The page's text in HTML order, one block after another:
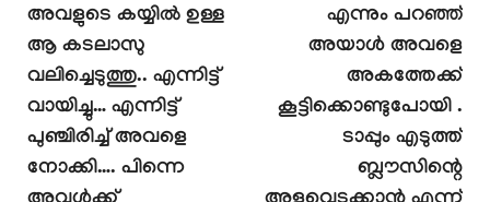
അവളുടെ കയ്യിൽ ഉള്ള
ആ കടലാസു
വലിച്ചെടുത്തു.. എന്നിട്ട്
വായിച്ചു… എന്നിട്ട്
പുഞ്ചിരിച്ച് അവളെ
നോക്കി…. പിന്നെ
എന്നും പറഞ്ഞ്
അയാൾ അവളെ
അകത്തേക്ക്
കൂട്ടിക്കൊണ്ടുപോയി .
ടാപ്പും എടുത്ത്
ബ്ലൗസിന്റെ